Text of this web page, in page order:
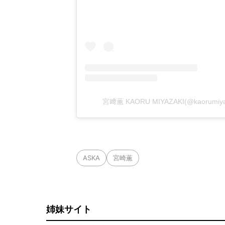
宮﨑薫 KAORU
ASKA 宮崎薫
姉妹サイト